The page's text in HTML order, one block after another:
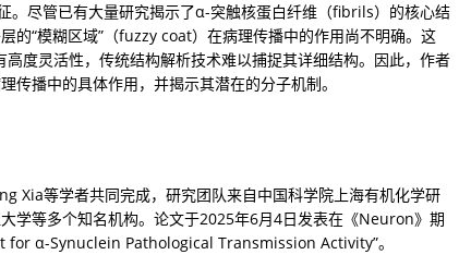
尽管已有大量研究揭示了α-突触核蛋白纤维（fibrils）的核心结
的“模糊区域”（fuzzy coat）在病理传播中的作用尚不明确。这
度灵活性，传统结构解析技术难以捕捉其详细结构。因此，作者
传播中的具体作用，并揭示其潜在的分子机制。
Xia等学者共同完成，研究团队来自中国科学院上海有机化学研
学等多个知名机构。论文于2025年6月4日发表在《Neuron》期
α-Synuclein Pathological Transmission Activity”。